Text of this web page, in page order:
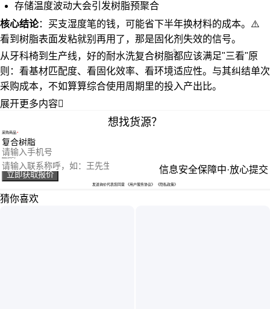
存储温度波动大会引发树脂预聚合
核心结论：买支湿度笔的钱，可能省下半年换材料的成本。⚠️
看到树脂表面发粘就别再用了，那是固化剂失效的信号。
从牙科椅到生产线，好的耐水洗复合树脂都应该满足"三看"原
则：看基材匹配度、看固化效率、看环境适应性。与其纠结单次
采购成本，不如算算综合使用周期里的投入产出比。
展开更多内容
想找货源？
采购商品
您的电话
您的称呼
立即获取报价 信息安全保障中·放心提交
发送询价代表您同意 《用户服务协议》 《隐私政策》
猜你喜欢